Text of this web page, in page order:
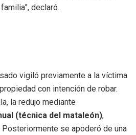
declaró.
vigiló previamente a la víctima
con intención de robar.
la redujo mediante
(técnica del mataleón),
se apoderó de una